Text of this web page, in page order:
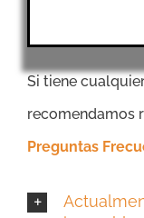
Si tiene
recomendamos
Preguntas